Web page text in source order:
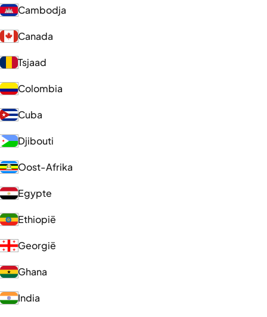
Cambodja
Canada
Tsjaad
Colombia
Cuba
Djibouti
Oost-Afrika
Egypte
Ethiopië
Georgië
Ghana
India